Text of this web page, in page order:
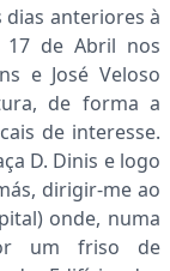
dias anteriores à
17 de Abril nos
e José Veloso
de forma a
de interesse.
D. Dinis e logo
dirigir-me ao
onde, numa
um friso de